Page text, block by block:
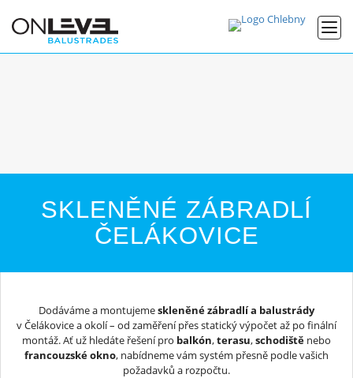
SKLENĚNÉ ZÁBRADLÍ
ČELÁKOVICE
Dodáváme a montujemeskleněné zábradlí a balustrády
v Čelákovice a okolí – od zaměření přes statický výpočet až po finální
montáž. Ať už hledáte řešení pro balkón,terasu,schodiště nebo
francouzské okno, nabídneme vám systém přesně podle vašich
požadavků a rozpočtu.